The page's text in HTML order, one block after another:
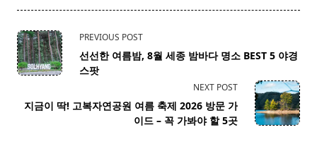
<span
class="nav-
subtitle
reader-
PREVIOUS POST
선선한 여름밤, 8월 세종 밤바다 명소 BEST 5 야경
스팟
NEXT POST
지금이 딱! 고복자연공원 여름 축제 2026 방문 가
이드 – 꼭 가봐야 할 5곳